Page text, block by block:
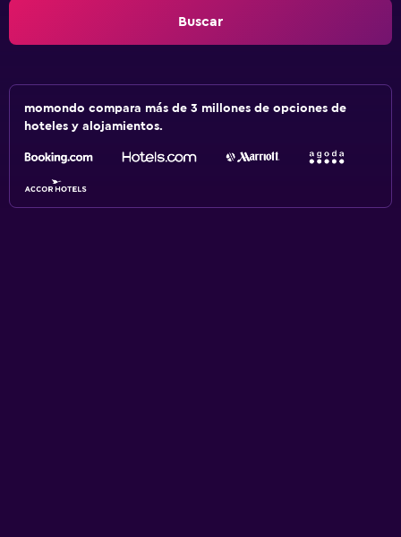
Buscar
momondo compara más de 3 millones de opciones de
hoteles y alojamientos.